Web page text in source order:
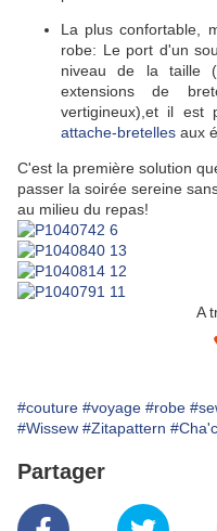
La plus confortable,
robe: Le port d'un
niveau de la taille
extensions de
vertigineux),et il est
attache-bretelles aux
C'est la première solution
passer la soirée sereine
au milieu du repas!
A
#couture #voyage #robe
#Wissew #Zitapattern
Partager